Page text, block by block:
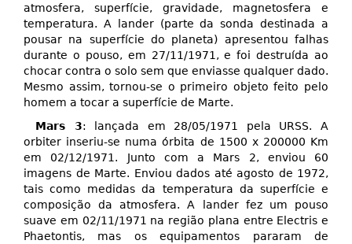
atmosfera, superfície, gravidade, magnetosfera e
temperatura. A lander (parte da sonda destinada a
pousar na superfície do planeta) apresentou falhas
durante o pouso, em 27/11/1971, e foi destruída ao
chocar contra o solo sem que enviasse qualquer dado.
Mesmo assim, tornou-se o primeiro objeto feito pelo
homem a tocar a superfície de Marte.
Mars 3: lançada em 28/05/1971 pela URSS. A
orbiter inseriu-se numa órbita de 1500 x 200000 Km
em 02/12/1971. Junto com a Mars 2, enviou 60
imagens de Marte. Enviou dados até agosto de 1972,
tais como medidas da temperatura da superfície e
composição da atmosfera. A lander fez um pouso
suave em 02/11/1971 na região plana entre Electris e
Phaetontis, mas os equipamentos pararam de